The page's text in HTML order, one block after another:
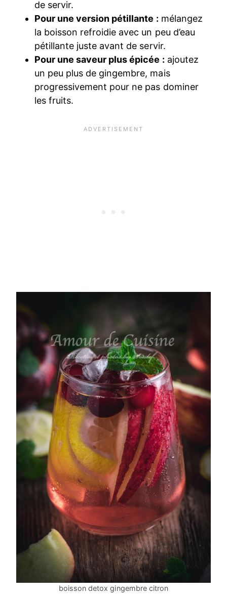
de servir.
Pour une version pétillante : mélangez
la boisson refroidie avec un peu d’eau
pétillante juste avant de servir.
Pour une saveur plus épicée : ajoutez
un peu plus de gingembre, mais
progressivement pour ne pas dominer
les fruits.
boisson detox gingembre citron